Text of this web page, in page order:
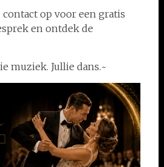
op voor een gratis
en ontdek de
muziek. Jullie dans.~